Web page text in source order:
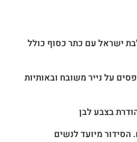
ישראלעם כתר כסוף כולל
על נייר משובח ובאותיות
בצבע לבן
הסידור מיועד לנשים